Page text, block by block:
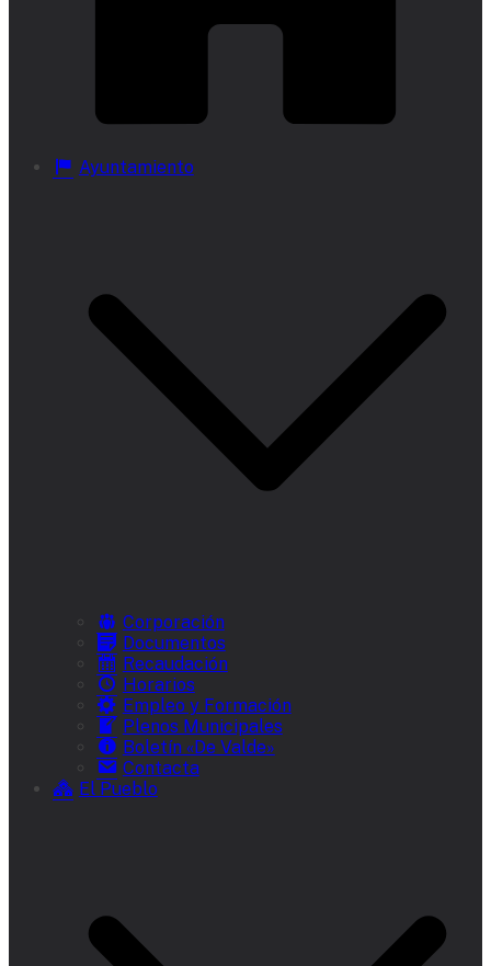
Ayuntamiento
Corporación
Documentos
Recaudación
Horarios
Empleo y Formación
Plenos Municipales
Boletín «De Valde»
Contacta
El Pueblo